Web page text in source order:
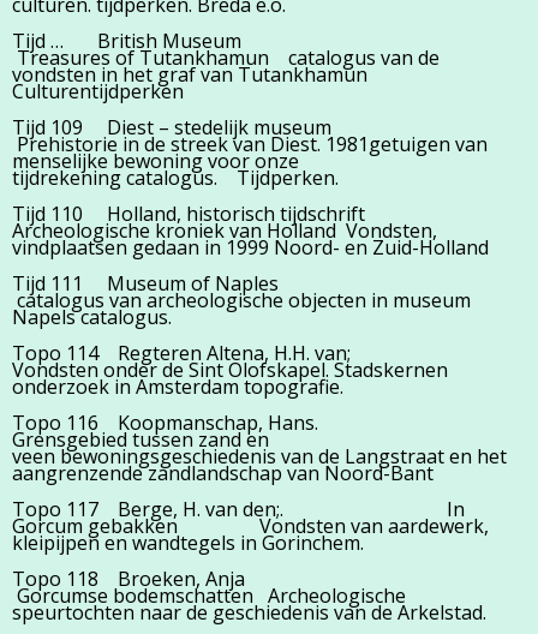
Tijd … British Museum
Treasures of Tutankhamun catalogus van de
vondsten in het graf van Tutankhamun
Culturentijdperken
Tijd 109 Diest – stedelijk museum
Prehistorie in de streek van Diest. 1981getuigen van
menselijke bewoning voor onze
tijdrekening catalogus. Tijdperken.
Tijd 110 Holland, historisch tijdschrift
Archeologische kroniek van Holland Vondsten,
vindplaatsen gedaan in 1999 Noord- en Zuid-Holland
Tijd 111 Museum of Naples
catalogus van archeologische objecten in museum
Napels catalogus.
Topo 114 Regteren Altena, H.H. van;
Vondsten onder de Sint Olofskapel. Stadskernen
onderzoek in Amsterdam topografie.
Topo 116 Koopmanschap, Hans.
Grensgebied tussen zand en
veen bewoningsgeschiedenis van de Langstraat en het
aangrenzende zandlandschap van Noord-Bant
Topo 117 Berge, H. van den;. In
Gorcum gebakken Vondsten van aardewerk,
kleipijpen en wandtegels in Gorinchem.
Topo 118 Broeken, Anja
Gorcumse bodemschatten Archeologische
speurtochten naar de geschiedenis van de Arkelstad.